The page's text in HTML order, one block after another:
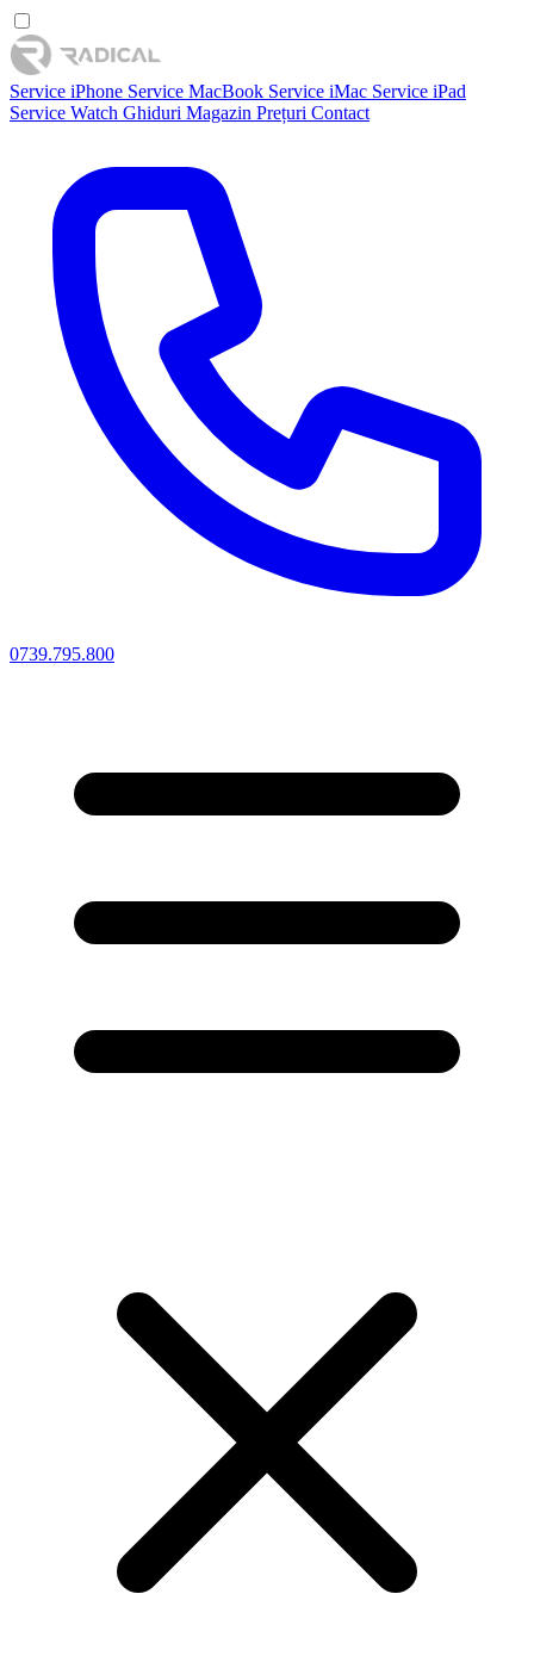
Service iPhone Service MacBook Service iMac Service iPad
Service Watch Ghiduri Magazin Prețuri Contact
0739.795.800